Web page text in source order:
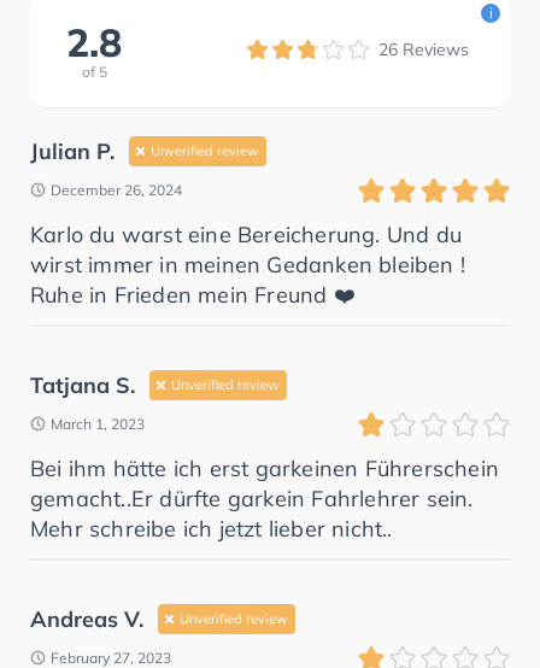
2.8
of 5
26 Reviews
i
Julian P. Unverified review
December 26, 2024
Karlo du warst eine Bereicherung. Und du
wirst immer in meinen Gedanken bleiben !
Ruhe in Frieden mein Freund ❤️
Tatjana S. Unverified review
March 1, 2023
Bei ihm hätte ich erst garkeinen Führerschein
gemacht..Er dürfte garkein Fahrlehrer sein.
Mehr schreibe ich jetzt lieber nicht..
Andreas V. Unverified review
February 27, 2023